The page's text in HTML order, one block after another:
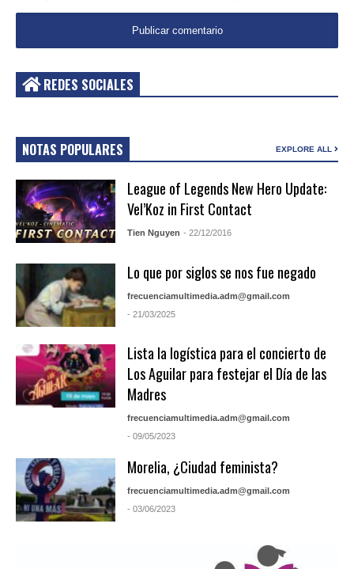
REDES SOCIALES
NOTAS POPULARES EXPLORE ALL
League of Legends New Hero Update:
Vel’Koz in First Contact
Tien Nguyen - 22/12/2016
Lo que por siglos se nos fue negado
frecuenciamultimedia.adm@gmail.com
- 21/03/2025
Lista la logística para el concierto de
Los Aguilar para festejar el Día de las
Madres
frecuenciamultimedia.adm@gmail.com
- 09/05/2023
Morelia, ¿Ciudad feminista?
frecuenciamultimedia.adm@gmail.com
- 03/06/2023